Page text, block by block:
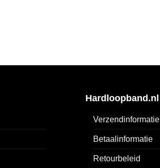
Hardloopband.nl
Verzendinformatie
Betaalinformatie
Retourbeleid